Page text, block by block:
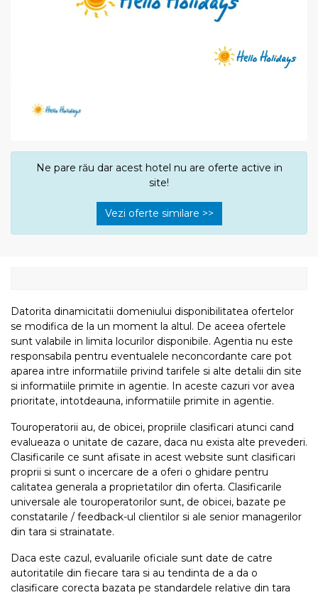
Ne pare rău dar acest hotel nu are oferte active in
site!
Vezi oferte similare >>
Datorita dinamicitatii domeniului disponibilitatea ofertelor
se modifica de la un moment la altul. De aceea ofertele
sunt valabile in limita locurilor disponibile. Agentia nu este
responsabila pentru eventualele neconcordante care pot
aparea intre informatiile privind tarifele si alte detalii din site
si informatiile primite in agentie. In aceste cazuri vor avea
prioritate, intotdeauna, informatiile primite in agentie.
Touroperatorii au, de obicei, propriile clasificari atunci cand
evalueaza o unitate de cazare, daca nu exista alte prevederi.
Clasificarile ce sunt afisate in acest website sunt clasificari
proprii si sunt o incercare de a oferi o ghidare pentru
calitatea generala a proprietatilor din oferta. Clasificarile
universale ale touroperatorilor sunt, de obicei, bazate pe
constatarile / feedback-ul clientilor si ale senior managerilor
din tara si strainatate.
Daca este cazul, evaluarile oficiale sunt date de catre
autoritatile din fiecare tara si au tendinta de a da o
clasificare corecta bazata pe standardele relative din tara